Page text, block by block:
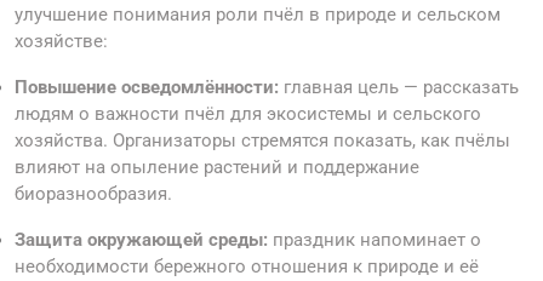
улучшение понимания роли пчёл в природе и сельском
хозяйстве:
Повышение осведомлённости: главная цель — рассказать
людям о важности пчёл для экосистемы и сельского
хозяйства. Организаторы стремятся показать, как пчёлы
влияют на опыление растений и поддержание
биоразнообразия.
Защита окружающей среды: праздник напоминает о
необходимости бережного отношения к природе и её